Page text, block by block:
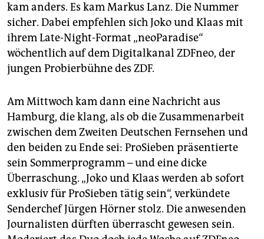
kam anders. Es kam Markus Lanz. Die Nummer
sicher. Dabei empfehlen sich Joko und Klaas mit
ihrem Late-Night-Format „neoParadise“
wöchentlich auf dem Digitalkanal ZDFneo, der
jungen Probierbühne des ZDF.
Am Mittwoch kam dann eine Nachricht aus
Hamburg, die klang, als ob die Zusammenarbeit
zwischen dem Zweiten Deutschen Fernsehen und
den beiden zu Ende sei: ProSieben präsentierte
sein Sommerprogramm – und eine dicke
Überraschung. „Joko und Klaas werden ab sofort
exklusiv für ProSieben tätig sein“, verkündete
Senderchef Jürgen Hörner stolz. Die anwesenden
Journalisten dürften überrascht gewesen sein.